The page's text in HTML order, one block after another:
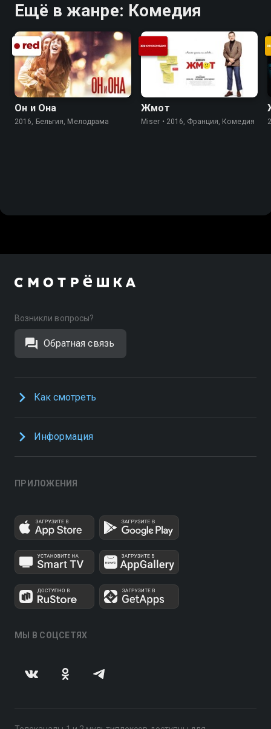
Ещё в жанре: Комедия
Он и Она
2016, Бельгия, Мелодрама
Жмот
Miser • 2016, Франция, Комедия
Возникли вопросы?
Обратная связь
Как смотреть
Информация
ПРИЛОЖЕНИЯ
МЫ В СОЦСЕТЯХ